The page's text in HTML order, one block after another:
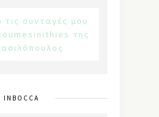
τις συνταγές μου
της
INBOCCA